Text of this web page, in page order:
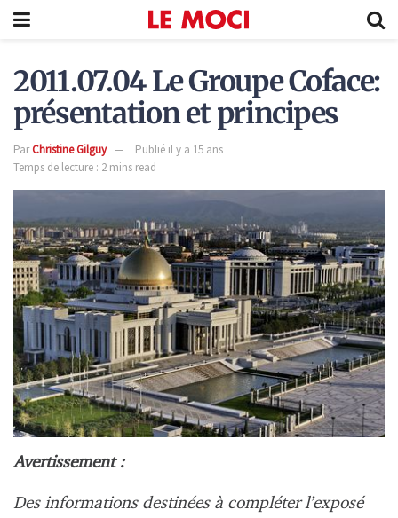
2011.07.04 Le Groupe Coface:
présentation et principes
ParChristine Gilguy
Publié il y a 15 ans
Temps de lecture : 2 mins read
Avertissement :
Des informations destinées à compléter l’exposé